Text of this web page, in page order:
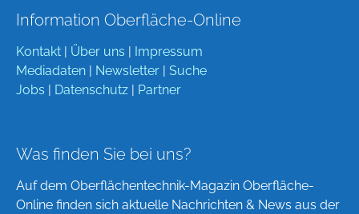
Information Oberfläche-Online
Kontakt | Über uns | Impressum
Mediadaten | Newsletter | Suche
Jobs | Datenschutz | Partner
Was finden Sie bei uns?
Auf dem Oberflächentechnik-Magazin Oberfläche-
Online finden sich aktuelle Nachrichten & News aus der